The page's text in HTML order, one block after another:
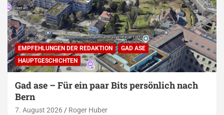
EMPFEHLUNGEN DER REDAKTION
GAD ASE
HAUPTGESCHICHTEN
Gad ase – Für ein paar Bits persönlich nach
Bern
7. August 2026 Roger Huber